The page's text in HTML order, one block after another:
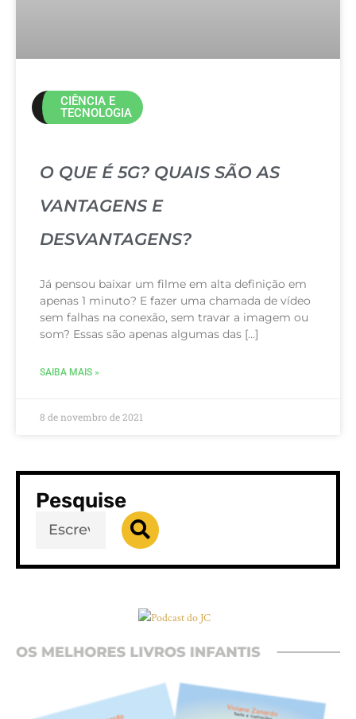
CIÊNCIA E
TECNOLOGIA
O QUE É 5G? QUAIS SÃO AS
VANTAGENS E
DESVANTAGENS?
Já pensou baixar um filme em alta definição em
apenas 1 minuto? E fazer uma chamada de vídeo
sem falhas na conexão, sem travar a imagem ou
som? Essas são apenas algumas das […]
SAIBA MAIS »
8 de novembro de 2021
Pesquise